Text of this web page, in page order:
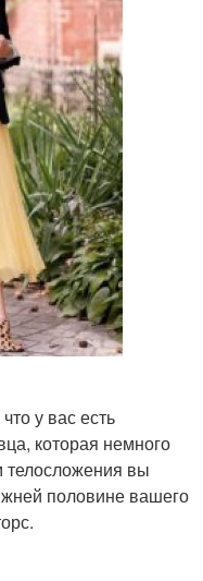
у вас есть
которая немного
вы
половине вашего